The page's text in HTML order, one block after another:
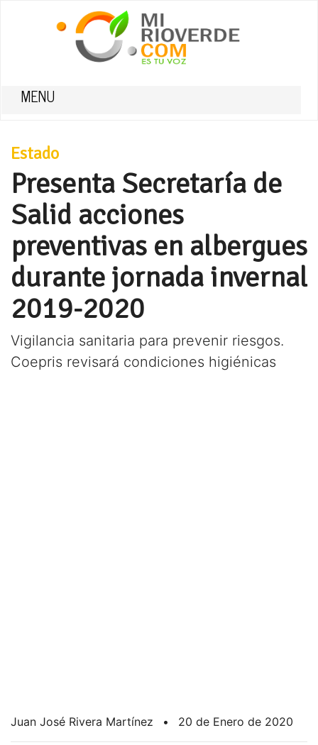
MENU
Estado
Presenta Secretaría de
Salid acciones
preventivas en albergues
durante jornada invernal
2019-2020
Vigilancia sanitaria para prevenir riesgos.
Coepris revisará condiciones higiénicas
Juan José Rivera Martínez • 20 de Enero de 2020